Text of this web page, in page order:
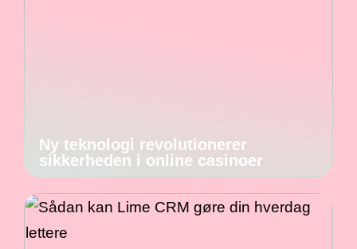
Ny teknologi revolutionerer
sikkerheden i online casinoer